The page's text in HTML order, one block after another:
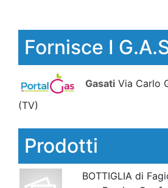
Fornisce I
Gasati Via Carlo
(TV)
Prodotti
BOTTIGLIA di